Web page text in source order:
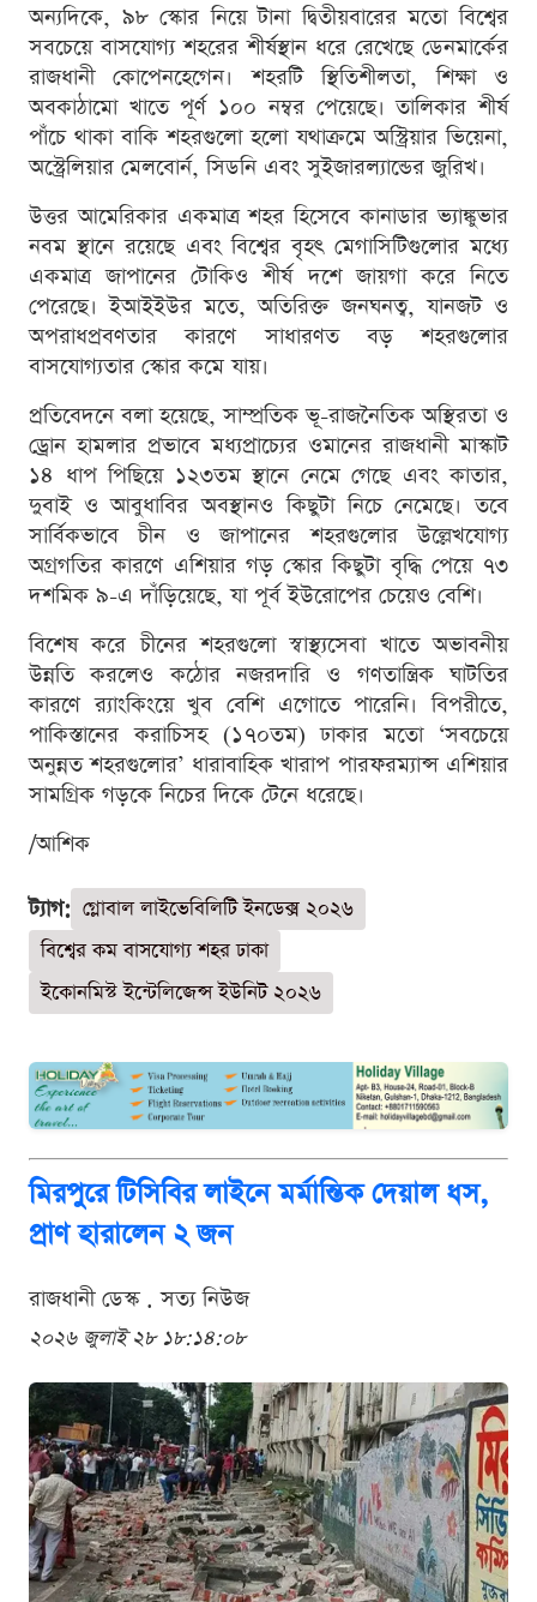
অন্যদিকে, ৯৮ স্কোর নিয়ে টানা দ্বিতীয়বারের মতো বিশ্বের
সবচেয়ে বাসযোগ্য শহরের শীর্ষস্থান ধরে রেখেছে ডেনমার্কের
রাজধানী কোপেনহেগেন। শহরটি স্থিতিশীলতা, শিক্ষা ও
অবকাঠামো খাতে পূর্ণ ১০০ নম্বর পেয়েছে। তালিকার শীর্ষ
পাঁচে থাকা বাকি শহরগুলো হলো যথাক্রমে অস্ট্রিয়ার ভিয়েনা,
অস্ট্রেলিয়ার মেলবোর্ন, সিডনি এবং সুইজারল্যান্ডের জুরিখ।
উত্তর আমেরিকার একমাত্র শহর হিসেবে কানাডার ভ্যাঙ্কুভার
নবম স্থানে রয়েছে এবং বিশ্বের বৃহৎ মেগাসিটিগুলোর মধ্যে
একমাত্র জাপানের টোকিও শীর্ষ দশে জায়গা করে নিতে
পেরেছে। ইআইইউর মতে, অতিরিক্ত জনঘনত্ব, যানজট ও
অপরাধপ্রবণতার কারণে সাধারণত বড় শহরগুলোর
বাসযোগ্যতার স্কোর কমে যায়।
প্রতিবেদনে বলা হয়েছে, সাম্প্রতিক ভূ-রাজনৈতিক অস্থিরতা ও
ড্রোন হামলার প্রভাবে মধ্যপ্রাচ্যের ওমানের রাজধানী মাস্কাট
১৪ ধাপ পিছিয়ে ১২৩তম স্থানে নেমে গেছে এবং কাতার,
দুবাই ও আবুধাবির অবস্থানও কিছুটা নিচে নেমেছে। তবে
সার্বিকভাবে চীন ও জাপানের শহরগুলোর উল্লেখযোগ্য
অগ্রগতির কারণে এশিয়ার গড় স্কোর কিছুটা বৃদ্ধি পেয়ে ৭৩
দশমিক ৯-এ দাঁড়িয়েছে, যা পূর্ব ইউরোপের চেয়েও বেশি।
বিশেষ করে চীনের শহরগুলো স্বাস্থ্যসেবা খাতে অভাবনীয়
উন্নতি করলেও কঠোর নজরদারি ও গণতান্ত্রিক ঘাটতির
কারণে র‍্যাংকিংয়ে খুব বেশি এগোতে পারেনি। বিপরীতে,
পাকিস্তানের করাচিসহ (১৭০তম) ঢাকার মতো ‘সবচেয়ে
অনুন্নত শহরগুলোর’ ধারাবাহিক খারাপ পারফরম্যান্স এশিয়ার
সামগ্রিক গড়কে নিচের দিকে টেনে ধরেছে।
/আশিক
ট্যাগ: গ্লোবাল লাইভেবিলিটি ইনডেক্স ২০২৬
বিশ্বের কম বাসযোগ্য শহর ঢাকা
ইকোনমিস্ট ইন্টেলিজেন্স ইউনিট ২০২৬
মিরপুরে টিসিবির লাইনে মর্মান্তিক দেয়াল ধস,
প্রাণ হারালেন ২ জন
রাজধানী ডেস্ক . সত্য নিউজ
২০২৬ জুলাই ২৮ ১৮:১৪:০৮